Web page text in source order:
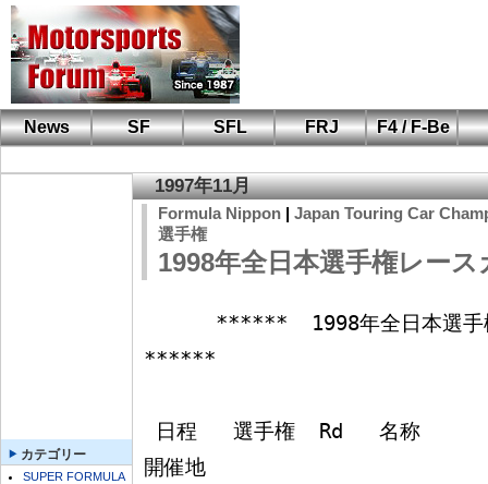
News SF SFL FRJ
F4 / F-Be
カテゴリー
SUPER FORMULA
1997年11月
Formula Nippon | Japan Touring Car
選手権
1998年全日本選手権レー
******
開催地